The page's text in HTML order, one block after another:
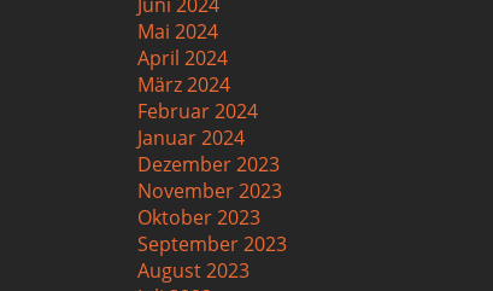
Mai 2024
April 2024
März 2024
Februar 2024
Januar 2024
Dezember 2023
November 2023
Oktober 2023
September 2023
August 2023